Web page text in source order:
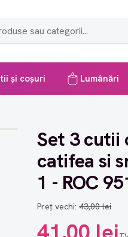
și coșuri Lumânări
Set 3 cutii
catifea si
1 - ROC
Preț vechi:43,00 lei